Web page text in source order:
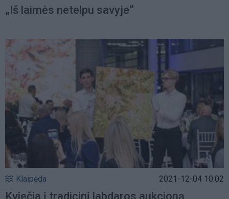
„Iš laimės netelpu savyje“
Klaipėda 2021-12-04 10:02
Kviečia į tradicinį labdaros aukcioną